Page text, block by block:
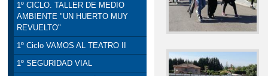
1º CICLO. TALLER DE MEDIO
AMBIENTE "UN HUERTO MUY
REVUELTO"
1º Ciclo VAMOS AL TEATRO II
1º SEGURIDAD VIAL